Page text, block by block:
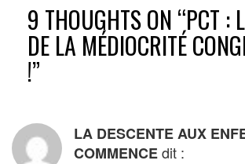
9 THOUGHTS ON “PCT :
DE LA MÉDIOCRITÉ
!”
LA DESCENTE AUX
COMMENCEdit :